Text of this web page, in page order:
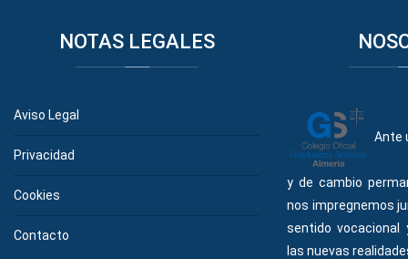
NOTASLEGALES
Aviso Legal
Privacidad
Cookies
Contacto
Ante
y de cambio
nos impregnemos
sentido
las nuevas